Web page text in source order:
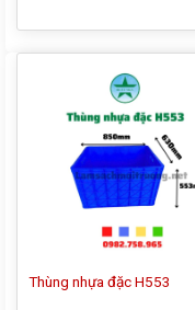
Thùng nhựa đặc H553